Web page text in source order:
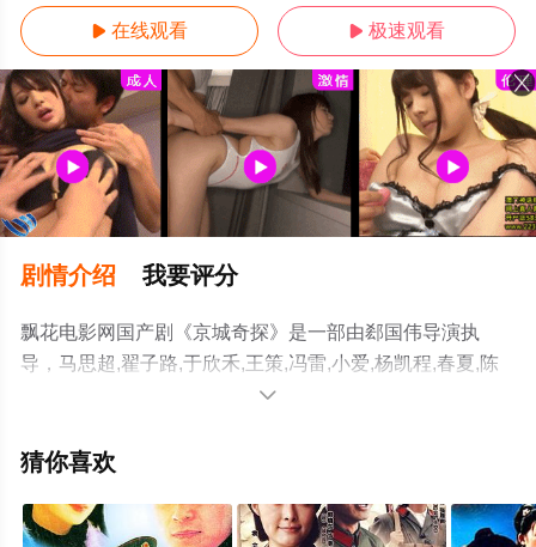
 在线观看  极速观看
剧情介绍 我要评分
飘花电影网国产剧《京城奇探》是一部由郄国伟导演执
导，马思超,翟子路,于欣禾,王策,冯雷,小爱,杨凯程,春夏,陈
意涵,周九良,孟鹤堂,范湉湉等演员精彩演绎的中国大陆电视
影院，更多相关信息可移步至豆瓣电视剧、电视猫或剧情

猜你喜欢